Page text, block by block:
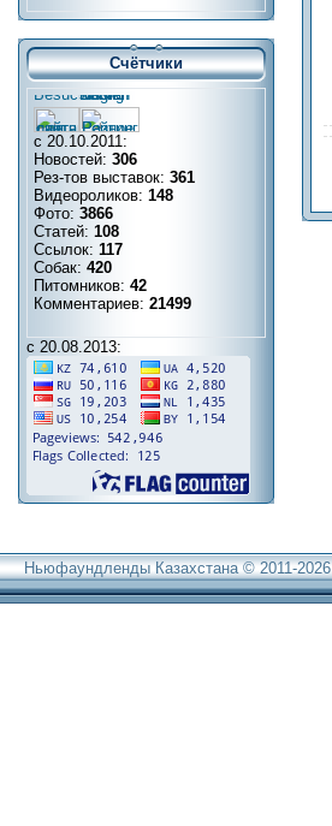
Счётчики
с 20.10.2011:
Новостей: 306
Рез-тов выставок: 361
Видеороликов: 148
Фото: 3866
Статей: 108
Ссылок: 117
Собак: 420
Питомников: 42
Комментариев: 21499
с 20.08.2013:
Ньюфаундленды Казахстана © 2011-2026